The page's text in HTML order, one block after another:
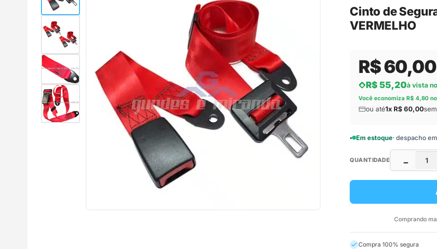
Cinto de
VERMELHO
R$ 60,00
R$ 55,20à vista
Você economiza R$ 4,80
ou até1x R$ 60,00
Em estoque· despacho
QUANTIDADE −
Comprando
Compra 100% segura